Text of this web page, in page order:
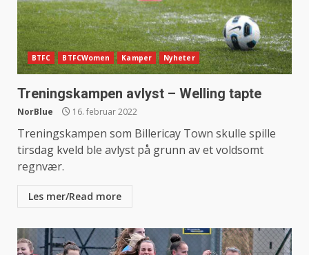
BTFC BTFCWomen Kamper Nyheter
Treningskampen avlyst – Welling tapte
NorBlue 16. februar 2022
Treningskampen som Billericay Town skulle spille
tirsdag kveld ble avlyst på grunn av et voldsomt
regnvær.
Les mer/Read more